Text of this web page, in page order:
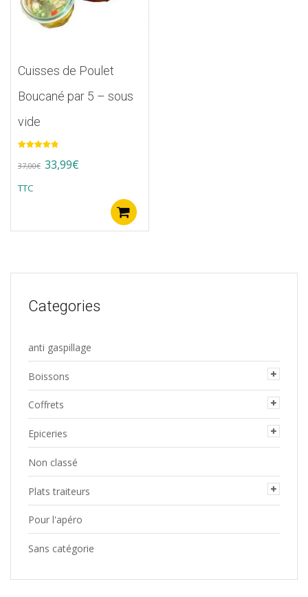
Cuisses de Poulet
Boucané par 5 – sous
vide
sur 5
37,00€ Original
37,00€.
33,99€
33,99€.
TTC
Categories
anti gaspillage
Boissons
Coffrets
Epiceries
Non classé
Plats traiteurs
Pour l'apéro
Sans catégorie